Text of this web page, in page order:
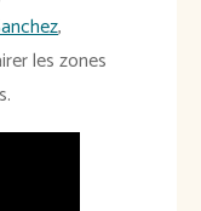
,
les zones